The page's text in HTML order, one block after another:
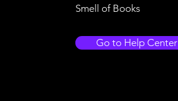
Smell of Books
Go to Help Center